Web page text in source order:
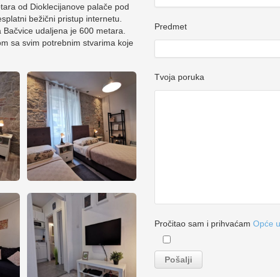
od Dioklecijanove palače pod
bežični pristup internetu.
udaljena je 600 metara.
sa svim potrebnim stvarima koje
Predmet
Tvoja poruka
Pročitao sam i prihvaćam Opće